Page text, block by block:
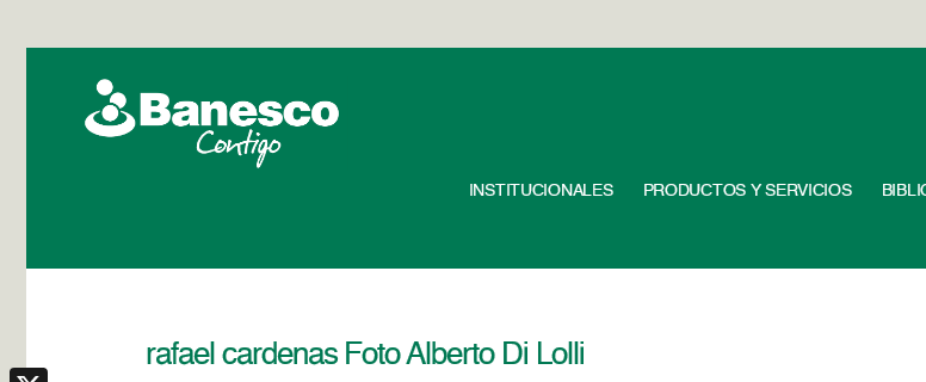
INSTITUCIONALES PRODUCTOS Y SERVICIOS
rafael cardenas Foto Alberto Di Lolli